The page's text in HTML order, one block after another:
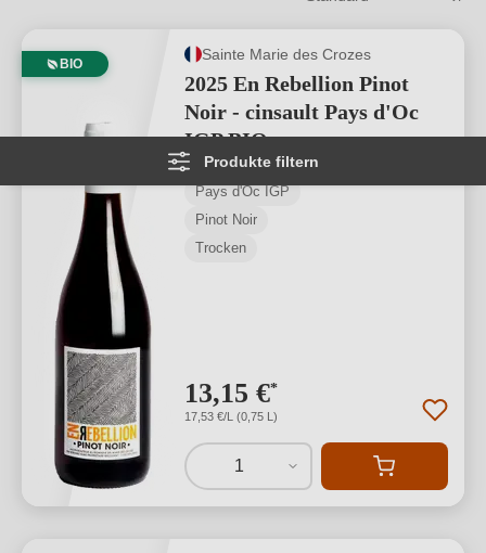
Produkte filtern
BIO
Sainte Marie des Crozes
2025 En Rebellion Pinot
Noir - cinsault Pays d'Oc
IGP BIO
Pays d'Oc IGP
Pinot Noir
Trocken
13,15 €*
17,53 €/L (0,75 L)
1